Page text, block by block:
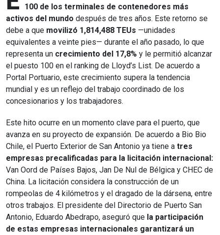
100 de los terminales de contenedores más
activos del mundo después de tres años. Este retorno se
debe a que movilizó 1,814,488 TEUs —unidades
equivalentes a veinte pies— durante el año pasado, lo que
representa un crecimiento del 17,8% y le permitió alcanzar
el puesto 100 en el ranking de Lloyd’s List. De acuerdo a
Portal Portuario, este crecimiento supera la tendencia
mundial y es un reflejo del trabajo coordinado de los
concesionarios y los trabajadores.
Este hito ocurre en un momento clave para el puerto, que
avanza en su proyecto de expansión. De acuerdo a Bio Bio
Chile, el Puerto Exterior de San Antonio ya tiene a tres
empresas precalificadas para la licitación internacional:
Van Oord de Países Bajos, Jan De Nul de Bélgica y CHEC de
China. La licitación considera la construcción de un
rompeolas de 4 kilómetros y el dragado de la dársena, entre
otros trabajos. El presidente del Directorio de Puerto San
Antonio, Eduardo Abedrapo, aseguró que la participación
de estas empresas internacionales garantizará un